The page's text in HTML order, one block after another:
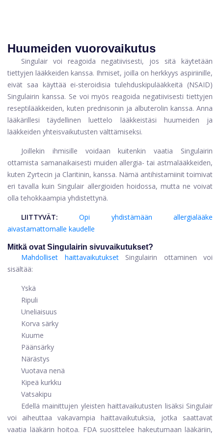
Huumeiden vuorovaikutus
Singulair voi reagoida negatiivisesti, jos sitä käytetään
tiettyjen lääkkeiden kanssa. Ihmiset, joilla on herkkyys aspiriinille,
eivät saa käyttää ei-steroidisia tulehduskipulääkkeitä (NSAID)
Singulairin kanssa. Se voi myös reagoida negatiivisesti tiettyjen
reseptilääkkeiden, kuten prednisonin ja albuterolin kanssa. Anna
lääkärillesi täydellinen luettelo lääkkeistäsi huumeiden ja
lääkkeiden yhteisvaikutusten välttämiseksi.
Joillekin ihmisille voidaan kuitenkin vaatia Singulairin
ottamista samanaikaisesti muiden allergia- tai astmalääkkeiden,
kuten Zyrtecin ja Claritinin, kanssa. Nämä antihistamiinit toimivat
eri tavalla kuin Singulair allergioiden hoidossa, mutta ne voivat
olla tehokkaampia yhdistettynä.
LIITTYVÄT:
Opi yhdistämään allergialääke
aivastamattomalle kaudelle
Mitkä ovat Singulairin sivuvaikutukset?
Mahdolliset haittavaikutukset
Singulairin ottaminen voi
sisältää:
Yskä
Ripuli
Uneliaisuus
Korva särky
Kuume
Päänsärky
Närästys
Vuotava nenä
Kipeä kurkku
Vatsakipu
Edellä mainittujen yleisten haittavaikutusten lisäksi Singulair
voi aiheuttaa vakavampia haittavaikutuksia, jotka saattavat
vaatia lääkärin hoitoa. FDA suosittelee hakeutumaan lääkäriin,